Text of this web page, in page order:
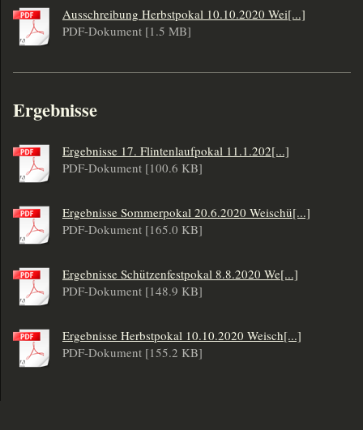
Ausschreibung Herbstpokal 10.10.2020 Wei[...]
PDF-Dokument [1.5 MB]
Ergebnisse
Ergebnisse 17. Flintenlaufpokal 11.1.202[...]
PDF-Dokument [100.6 KB]
Ergebnisse Sommerpokal 20.6.2020 Weischü[...]
PDF-Dokument [165.0 KB]
Ergebnisse Schützenfestpokal 8.8.2020 We[...]
PDF-Dokument [148.9 KB]
Ergebnisse Herbstpokal 10.10.2020 Weisch[...]
PDF-Dokument [155.2 KB]